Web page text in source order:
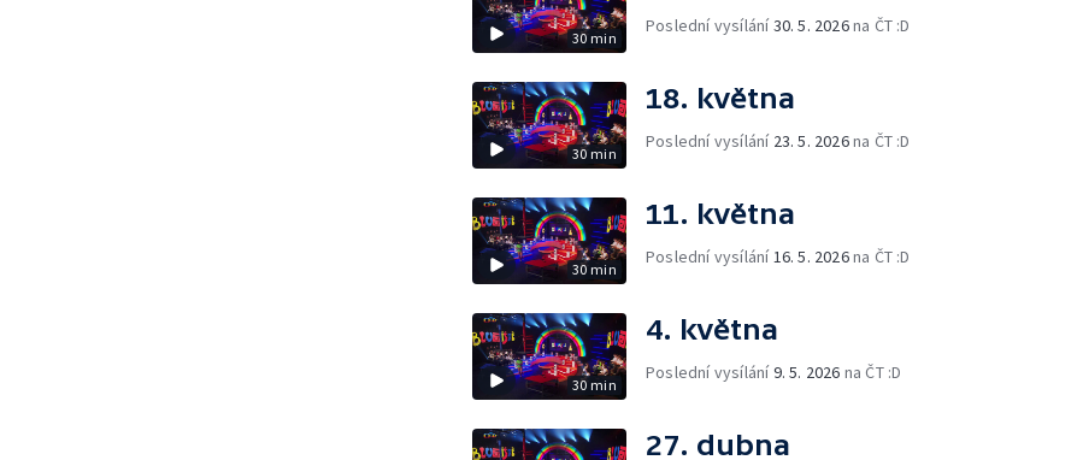
30 min
Poslední vysílání30. 5. 2026na ČT :D
30 min
18. května
Poslední vysílání 23. 5. 2026na ČT :D
30 min
11. května
Poslední vysílání 16. 5. 2026na ČT :D
30 min
4. května
Poslední vysílání9. 5. 2026 na ČT :D
27. dubna